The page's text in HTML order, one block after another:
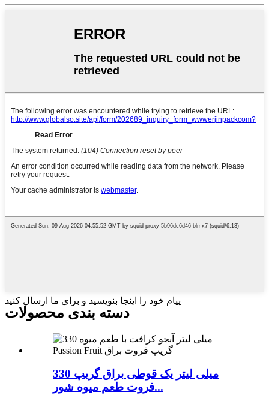
پیام خود را اینجا بنویسید و برای ما ارسال کنید
دسته بندی محصولات
330 میلی لیتر یک قوطی براق گریپ
فروت طعم میوه شور...